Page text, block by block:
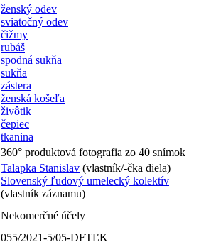
ženský odev
sviatočný odev
čižmy
rubáš
spodná sukňa
sukňa
zástera
ženská košeľa
živôtik
čepiec
tkanina
360° produktová fotografia zo 40 snímok
Talapka Stanislav (vlastník/-čka diela)
Slovenský ľudový umelecký kolektív
(vlastník záznamu)
Nekomerčné účely
055/2021-5/05-DFTĽK